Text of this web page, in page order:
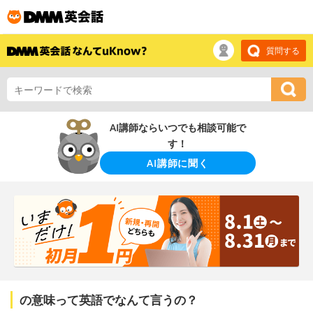
質問する
AI講師ならいつでも相談可能で
す！
AI講師に聞く
の意味って英語でなんて言うの？